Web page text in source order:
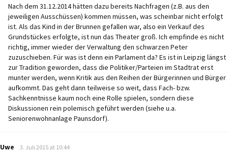
Nach dem 31.12.2014 hätten dazu bereits Nachfragen (z.B. aus den
jeweiligen Ausschüssen) kommen müssen, was scheinbar nicht erfolgt
ist. Als das Kind in der Brunnen gefallen war, also ein Verkauf des
Grundstückes erfolgte, ist nun das Theater groß. Ich empfinde es nicht
richtig, immer wieder der Verwaltung den schwarzen Peter
zuzuschieben. Für was ist denn ein Parlament da? Es ist in Leipzig längst
zur Tradition geworden, dass die Politiker/Parteien im Stadtrat erst
munter werden, wenn Kritik aus den Reihen der Bürgerinnen und Bürger
aufkommt. Das geht dann teilweise so weit, dass Fach- bzw.
Sachkenntnisse kaum noch eine Rolle spielen, sondern diese
Diskussionen rein polemisch geführt werden (siehe u.a.
Seniorenwohnanlage Paunsdorf).
Uwe says:
3. Juli 2015 at 10:44